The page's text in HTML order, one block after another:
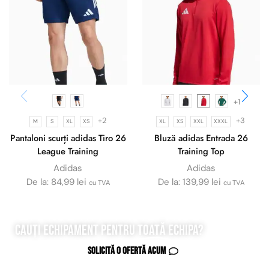
M S XL XS +2
Pantaloni scurți adidas Tiro 26
League Training
Adidas
De la: 84,99 lei cu TVA
+1
XL XS XXL XXXL +3
Bluză adidas Entrada 26
Training Top
Adidas
De la: 139,99 lei cu TVA
Cauți echipament pentru toată echipa?
Solicită o ofertă acum